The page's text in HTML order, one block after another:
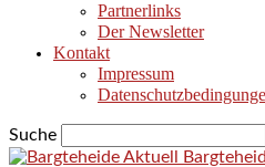
Partnerlinks
Der Newsletter
Kontakt
Impressum
Suche